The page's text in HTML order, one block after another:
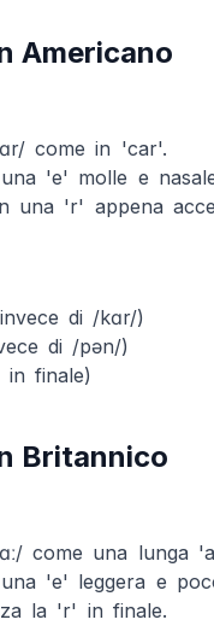
Americano
come in 'car'.
'e' molle e
una 'r' appena
di /kɑr/)
di /pən/)
finale)
Britannico
come una lunga
'e' leggera e
la 'r' in finale.